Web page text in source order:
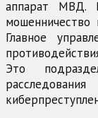
аппарат МВД.
Главное
Это